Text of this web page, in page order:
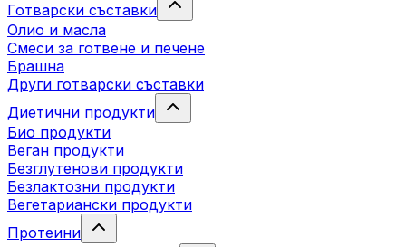
Готварски съставки
Олио и масла
Смеси за готвене и печене
Брашна
Други готварски съставки
Диетични продукти
Био продукти
Веган продукти
Безглутенови продукти
Безлактозни продукти
Вегетариански продукти
Протеини